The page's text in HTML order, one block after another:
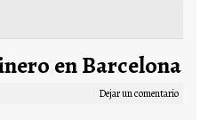
en Barcelona
Dejar un comentario